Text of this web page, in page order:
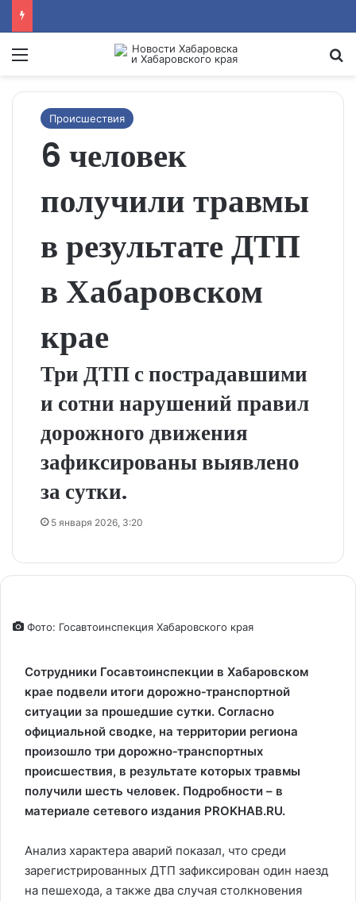
Menu
Происшествия
6 человек
получили травмы
в результате ДТП
в Хабаровском
крае
Три ДТП с пострадавшими
и сотни нарушений правил
дорожного движения
зафиксированы выявлено
за сутки.
5 января 2026, 3:20
Фото: Госавтоинспекция Хабаровского края
Сотрудники Госавтоинспекции в Хабаровском
крае подвели итоги дорожно‑транспортной
ситуации за прошедшие сутки. Согласно
официальной сводке, на территории региона
произошло три дорожно‑транспортных
происшествия, в результате которых травмы
получили шесть человек. Подробности – в
материале сетевого издания PROKHAB.RU.
Анализ характера аварий показал, что среди
зарегистрированных ДТП зафиксирован один наезд
на пешехода, а также два случая столкновения